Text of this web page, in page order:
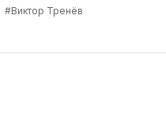
#Виктор Тренёв